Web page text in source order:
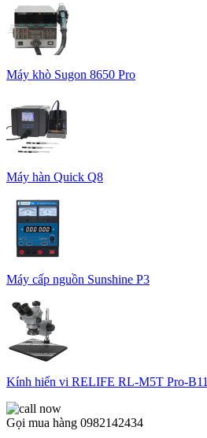
Máy khò Sugon 8650 Pro
Máy hàn Quick Q8
Máy cấp nguồn Sunshine P3
Kính hiển vi RELIFE RL-M5T Pro-B11
Gọi mua hàng 0982142434